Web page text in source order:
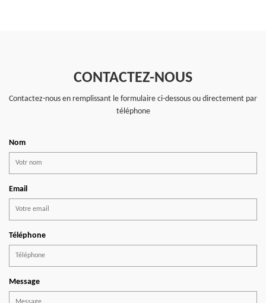
CONTACTEZ-NOUS
Contactez-nous en remplissant le formulaire ci-dessous ou directement par
téléphone
Nom
Email
Téléphone
Message